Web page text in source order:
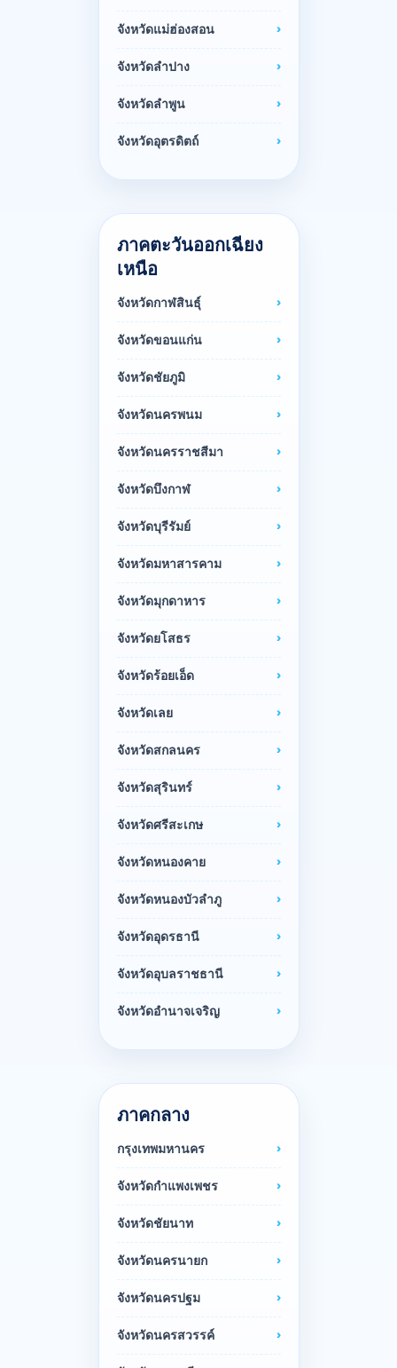
จังหวัดแม่ฮ่องสอน
จังหวัดลำปาง
จังหวัดลำพูน
จังหวัดอุตรดิตถ์
ภาคตะวันออกเฉียง
เหนือ
จังหวัดกาฬสินธุ์
จังหวัดขอนแก่น
จังหวัดชัยภูมิ
จังหวัดนครพนม
จังหวัดนครราชสีมา
จังหวัดบึงกาฬ
จังหวัดบุรีรัมย์
จังหวัดมหาสารคาม
จังหวัดมุกดาหาร
จังหวัดยโสธร
จังหวัดร้อยเอ็ด
จังหวัดเลย
จังหวัดสกลนคร
จังหวัดสุรินทร์
จังหวัดศรีสะเกษ
จังหวัดหนองคาย
จังหวัดหนองบัวลำภู
จังหวัดอุดรธานี
จังหวัดอุบลราชธานี
จังหวัดอำนาจเจริญ
ภาคกลาง
กรุงเทพมหานคร
จังหวัดกำแพงเพชร
จังหวัดชัยนาท
จังหวัดนครนายก
จังหวัดนครปฐม
จังหวัดนครสวรรค์